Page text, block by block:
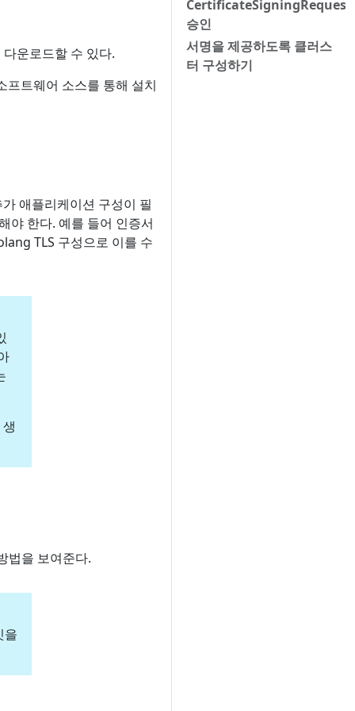
CertificateSigningRequest
승인
서명을 제공하도록 클러스
터 구성하기
다운로드할 수 있다.
프트웨어 소스를 통해 설치
애플리케이션 구성이 필
야 한다. 예를 들어 인증서
TLS 구성으로 이를 수
법을 보여준다.
을